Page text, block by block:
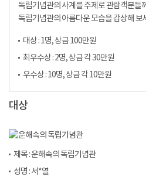
독립기념관의 사계를 주제로 관람객분들
독립기념관의 아름다운 모습을 감상해 보
대상 : 1명, 상금 100만원
최우수상 : 2명, 상금 각 30만원
우수상 : 10명, 상금 각 10만원
대상
제목 : 운해속의 독립기념관
성명 : 서*열